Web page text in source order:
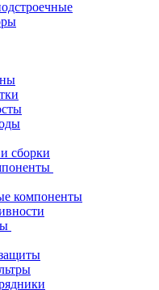
сборки
компоненты